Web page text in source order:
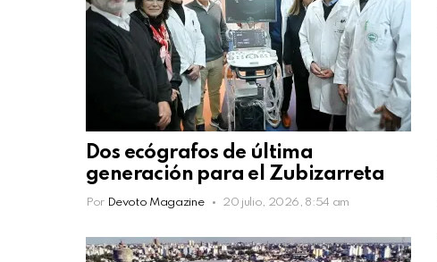
Dos ecógrafos de última
generación para el Zubizarreta
Por Devoto Magazine 20 julio, 2026, 8:54 am